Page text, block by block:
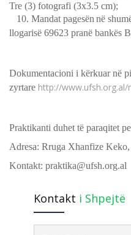
Tre (3) fotografi (3x3.5 cm);
Mandat pagesën në
llogarisë 69623 pranë bankës
Dokumentacioni i kërkuar në
zyrtare http://
Praktikanti duhet të paraqitet
Adresa: Rruga Xhanfize
Kontakt: praktika@ufsh.org.al
Kontakt i Shpejtë